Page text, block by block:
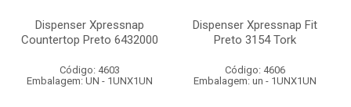
Dispenser Xpressnap
Countertop Preto 6432000
Código: 4603
Embalagem: UN - 1UNX1UN
Dispenser Xpressnap Fit
Preto 3154 Tork
Código: 4606
Embalagem: un - 1UNX1UN